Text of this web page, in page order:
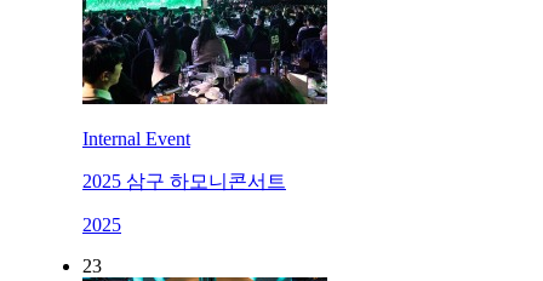
Internal Event
2025 삼구 하모니콘서트
2025
23